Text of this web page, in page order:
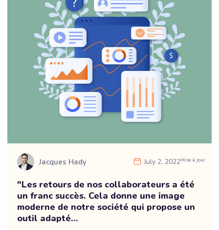
Jacques Hady July 2, 2022Mise à jour
"Les retours de nos collaborateurs a été
un franc succès. Cela donne une image
moderne de notre société qui propose un
outil adapté...